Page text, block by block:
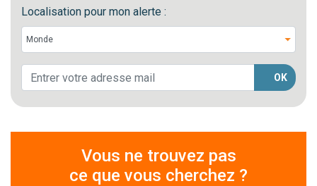
Localisation pour mon alerte :
OK
Vous ne trouvez pas
ce que vous cherchez ?